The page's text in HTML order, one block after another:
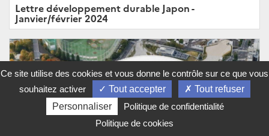
Lettre développement durable Japon -
Janvier/février 2024
Ce site utilise des cookies et vous donne le contrôle sur ce que vous
souhaitez activer
Tout accepter
Tout refuser
Personnaliser
Politique de confidentialité
Politique de cookies